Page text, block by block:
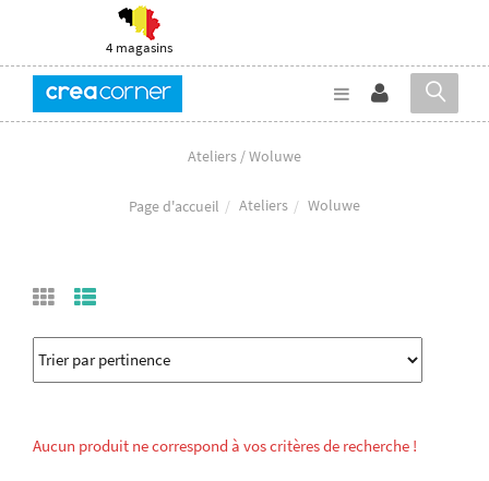
4 magasins
Ateliers / Woluwe
Page d'accueil Ateliers Woluwe
Aucun produit ne correspond à vos critères de recherche !